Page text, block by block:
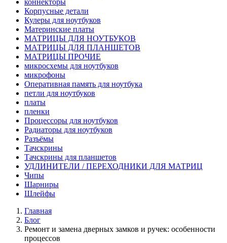
коннекторы
Корпусные детали
Кулеры для ноутбуков
Материнские платы
МАТРИЦЫ ДЛЯ НОУТБУКОВ
МАТРИЦЫ ДЛЯ ПЛАНШЕТОВ
МАТРИЦЫ ПРОЧИЕ
микросхемы для ноутбуков
микрофоны
Оперативная память для ноутбука
петли для ноутбуков
платы
пленки
Процессоры для ноутбуков
Радиаторы для ноутбуков
Разъёмы
Тачскрины
Тачскрины для планшетов
УДЛИНИТЕЛИ / ПЕРЕХОДНИКИ ДЛЯ МАТРИЦ
Чипы
Шарниры
Шлейфы
Главная
Блог
Ремонт и замена дверных замков и ручек: особенности
процессов